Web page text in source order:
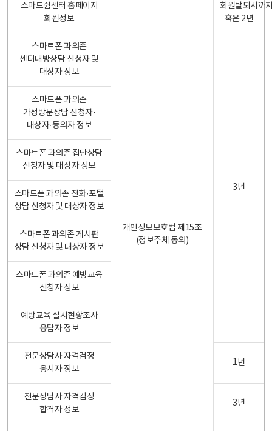
스마트쉼센터 홈페이지
회원정보
개인정보보호법 제15조
(정보주체 동의)
회원탈퇴시까
혹은 2년
스마트폰 과의존
센터내방상담 신청자 및
대상자 정보
3년
스마트폰 과의존
가정방문상담 신청자·
대상자·동의자 정보
스마트폰 과의존 집단상담
신청자 및 대상자 정보
스마트폰 과의존 전화·포털
상담 신청자 및 대상자 정보
스마트폰 과의존 게시판
상담 신청자 및 대상자 정보
스마트폰 과의존 예방교육
신청자 정보
예방교육 실시현황조사
응답자 정보
전문상담사 자격검정
응시자 정보
1년
전문상담사 자격검정
합격자 정보
3년